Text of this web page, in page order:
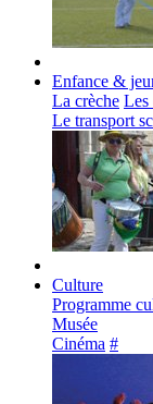
Enfance &
La crèche Les
Le transport
Culture
Programme
Musée
Cinéma #